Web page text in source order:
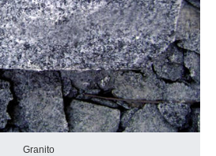
Granito